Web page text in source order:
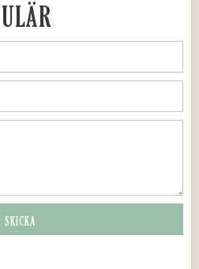
SKICKA